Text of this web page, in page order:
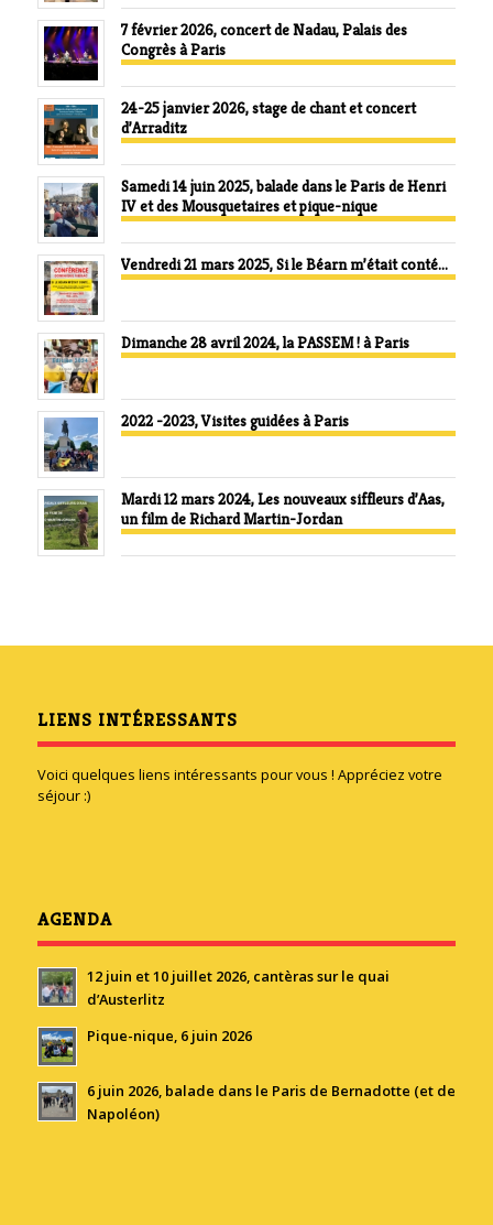
7 février 2026, concert de Nadau, Palais des
Congrès à Paris
24-25 janvier 2026, stage de chant et concert
d’Arraditz
Samedi 14 juin 2025, balade dans le Paris de Henri
IV et des Mousquetaires et pique-nique
Vendredi 21 mars 2025, Si le Béarn m’était conté…
Dimanche 28 avril 2024, la PASSEM ! à Paris
2022 -2023, Visites guidées à Paris
Mardi 12 mars 2024, Les nouveaux siffleurs d’Aas,
un film de Richard Martin-Jordan
LIENS INTÉRESSANTS
Voici quelques liens intéressants pour vous ! Appréciez votre
séjour :)
AGENDA
12 juin et 10 juillet 2026, cantèras sur le quai
d’Austerlitz
Pique-nique, 6 juin 2026
6 juin 2026, balade dans le Paris de Bernadotte (et de
Napoléon)